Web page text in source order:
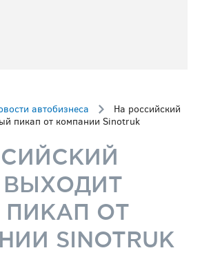
автобизнеса
На российский
пикап от компании Sinotruk
ОТ
SINOTRUK